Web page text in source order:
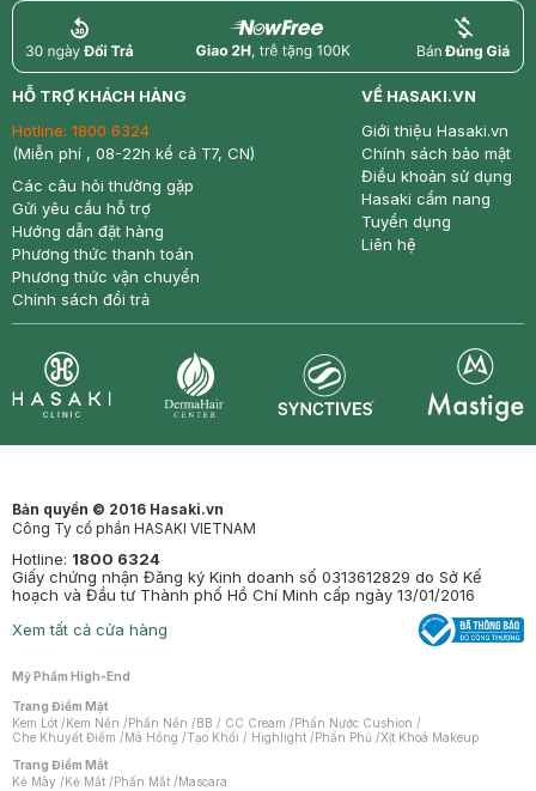
return nowfree price
HỖ TRỢ KHÁCH HÀNG
Hotline: 1800 6324
(Miễn phí , 08-22h kể cả T7, CN)
Các câu hỏi thường gặp
Gửi yêu cầu hỗ trợ
Hướng dẫn đặt hàng
Phương thức thanh toán
Phương thức vận chuyển
Chính sách đổi trả
VỀ HASAKI.VN
Giới thiệu Hasaki.vn
Chính sách bảo mật
Điều khoản sử dụng
Hasaki cẩm nang
Tuyển dụng
Liên hệ
Bản quyền © 2016 Hasaki.vn
Công Ty cổ phần HASAKI VIETNAM
Hotline: 1800 6324
Giấy chứng nhận Đăng ký Kinh doanh số 0313612829 do Sở Kế
hoạch và Đầu tư Thành phố Hồ Chí Minh cấp ngày 13/01/2016
Xem tất cả cửa hàng
Mỹ Phẩm High-End
Trang Điểm Mặt
Kem Lót /Kem Nền /Phấn Nền /BB / CC Cream /Phấn Nước Cushion /
Che Khuyết Điểm /Má Hồng /Tạo Khối / Highlight /Phấn Phủ /Xịt Khoá Makeup
Trang Điểm Mắt
Kẻ Mày /Kẻ Mắt /Phấn Mắt /Mascara